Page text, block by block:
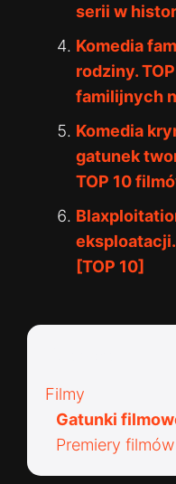
serii w
Komedia
rodziny.
familijnych
Komedia
gatunek
TOP 10
[TOP 10]
Filmy
Gatunki
Premiery filmów